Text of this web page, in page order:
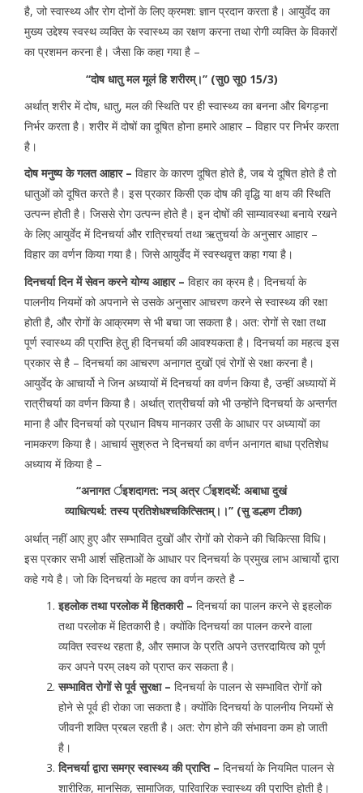
है, जो स्वास्थ्य और रोग दोनों के लिए क्रमश: ज्ञान प्रदान करता है। आयुर्वेद का
मुख्य उद्देश्य स्वस्थ व्यक्ति के स्वास्थ्य का रक्षण करना तथा रोगी व्यक्ति के विकारों
का प्रशमन करना है। जैसा कि कहा गया है –
‘‘दोष धातु मल मूलं हि शरीरम्।’’ (सु0 सू0 15/3)
अर्थात् शरीर में दोष, धातु, मल की स्थिति पर ही स्वास्थ्य का बनना और बिगड़ना
निर्भर करता है। शरीर में दोषों का दूषित होना हमारे आहार – विहार पर निर्भर करता
है।
दोष मनुष्य के गलत आहार – विहार के कारण दूषित होते है, जब ये दूषित होते है तो
धातुओं को दूषित करते है। इस प्रकार किसी एक दोष की वृद्धि या क्षय की स्थिति
उत्पन्न होती है। जिससे रोग उत्पन्न होते है। इन दोषों की साम्यावस्था बनाये रखने
के लिए आयुर्वेद में दिनचर्या और रात्रिचर्या तथा ऋतुचर्या के अनुसार आहार –
विहार का वर्णन किया गया है। जिसे आयुर्वेद में स्वस्थवृत्त कहा गया है।
दिनचर्या दिन में सेवन करने योग्य आहार – विहार का क्रम है। दिनचर्या के
पालनीय नियमों को अपनाने से उसके अनुसार आचरण करने से स्वास्थ्य की रक्षा
होती है, और रोगों के आक्रमण से भी बचा जा सकता है। अत: रोगों से रक्षा तथा
पूर्ण स्वास्थ्य की प्राप्ति हेतु ही दिनचर्या की आवश्यकता है। दिनचर्या का महत्व इस
प्रकार से है – दिनचर्या का आचरण अनागत दुखों एवं रोगों से रक्षा करना है।
आयुर्वेद के आचार्यो ने जिन अध्यायों में दिनचर्या का वर्णन किया है, उन्हीं अध्यायों में
रात्रीचर्या का वर्णन किया है। अर्थात् रात्रीचर्या को भी उन्होंने दिनचर्या के अन्तर्गत
माना है और दिनचर्या को प्रधान विषय मानकार उसी के आधार पर अध्यायों का
नामकरण किया है। आचार्य सुश्रुत ने दिनचर्या का वर्णन अनागत बाधा प्रतिशेध
अध्याय में किया है –
‘‘अनागत र्इशदागत: नञ् अत्र र्इशदर्थे: अबाधा दुखं
व्याधित्यर्थ: तस्य प्रतिशेधश्चकित्सितम्।।’’ (सु डल्हण टीका)
अर्थात् नहीं आए हुए और सम्भावित दुखों और रोगों को रोकने की चिकित्सा विधि।
इस प्रकार सभी आर्श संहिताओं के आधार पर दिनचर्या के प्रमुख लाभ आचार्यो द्वारा
कहे गये है। जो कि दिनचर्या के महत्व का वर्णन करते है –
इहलोक तथा परलोक में हितकारी – दिनचर्या का पालन करने से इहलोक
तथा परलोक में हितकारी है। क्योंकि दिनचर्या का पालन करने वाला
व्यक्ति स्वस्थ रहता है, और समाज के प्रति अपने उत्तरदायित्व को पूर्ण
कर अपने परम् लक्ष्य को प्राप्त कर सकता है।
सम्भावित रोगों से पूर्व सुरक्षा – दिनचर्या के पालन से सम्भावित रोगों को
होने से पूर्व ही रोका जा सकता है। क्योंकि दिनचर्या के पालनीय नियमों से
जीवनी शक्ति प्रबल रहती है। अत: रोग होने की संभावना कम हो जाती
है।
दिनचर्या द्वारा समग्र स्वास्थ्य की प्राप्ति – दिनचर्या के नियमित पालन से
शारीरिक, मानसिक, सामाजिक, पारिवारिक स्वास्थ्य की प्राप्ति होती है।